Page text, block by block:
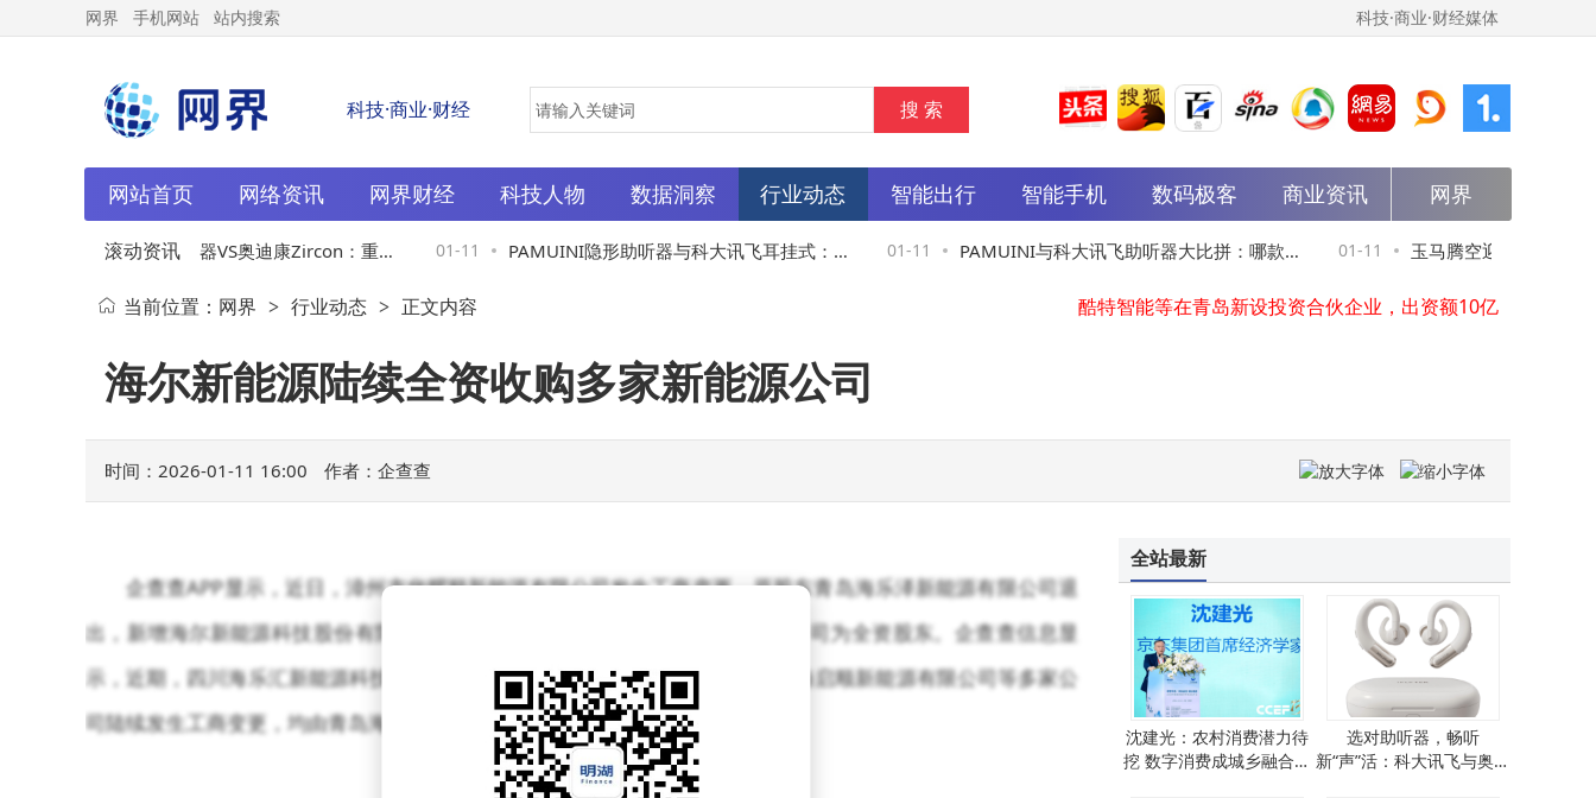
网界 手机网站 站内搜索 科技·商业·财经媒体
科技·商业·财经
网站首页 网络资讯 网界财经 科技人物 数据洞察 行业动态 智能出行 智能手机 数码极客 商业资讯 网界
滚动资讯
科大讯飞智能助听器VS奥迪康Zircon：重度
听损与中老年需求，哪款更适合你？
01-11 PAMUINI隐形助听器与科大讯飞耳挂式：哪 01-11 PAMUINI与科大讯飞助听器大比拼：哪款更
适合你的听力需求？
01-11 玉马腾空迎新貌：感恩同
携手展望未来华章
新疆天业、特变电工投资成立新材料公司
流量退潮时代，企业如何以“系统信任”筑牢根基实现长效增长？
2025年学习机怎么选？科大讯飞LUMIE10 Pro与多款主流品牌深度测评对比
马斯克深度访谈：未来已来，AI、能源与人类使命的宏大图景
华电能源在齐齐哈尔成立新型综合能源公司
家电以旧换新1.92亿台，近四成家电回收相关企业分布在华东地区
当前位置： 网界 > 行业动态 > 正文内容
海尔新能源陆续全资收购多家新能源公司
时间：2026-01-11 16:00 作者：企查查
企查查APP显示，近日，漳州市华耀顺新能源有限公司发生工商变更，原股东青岛海乐泽新能源有限公司退
出，新增海尔新能源科技股份有限公司全资子公司青岛海尔绿色能源科技有限公司为全资股东。企查查信息显
示，近期，四川海乐汇新能源科技有限公司、徐州海乐顺新能源有限公司、云南海启顺新能源有限公司等多家公
司陆续发生工商变更，均由青岛海尔绿色能源科技有限公司接盘100%股权。
全站最新
沈建光：农村消费潜力待
挖 数字消费成城乡融合关
选对助听器，畅听
新“声”活：科大讯飞与奥迪